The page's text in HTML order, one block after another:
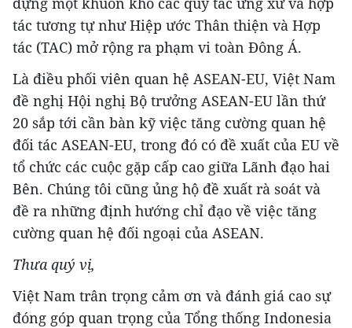
tác tương tự như Hiệp ước Thân thiện và Hợp
tác (TAC) mở rộng ra phạm vi toàn Đông Á.
Là điều phối viên quan hệ ASEAN-EU, Việt Nam
đề nghị Hội nghị Bộ trưởng ASEAN-EU lần thứ
20 sắp tới cần bàn kỹ việc tăng cường quan hệ
đối tác ASEAN-EU, trong đó có đề xuất của EU về
tổ chức các cuộc gặp cấp cao giữa Lãnh đạo hai
Bên. Chúng tôi cũng ủng hộ đề xuất rà soát và
đề ra những định hướng chỉ đạo về việc tăng
cường quan hệ đối ngoại của ASEAN.
Thưa quý vị,
Việt Nam trân trọng cảm ơn và đánh giá cao sự
đóng góp quan trọng của Tổng thống Indonesia